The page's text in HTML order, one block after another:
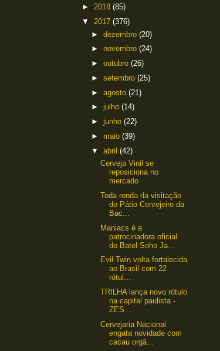
► 2018 (85)
▼ 2017 (376)
► dezembro (20)
► novembro (24)
► outubro (26)
► setembro (25)
► agosto (21)
► julho (14)
► junho (22)
► maio (39)
▼ abril (42)
Cerveja Vinil se
reposiciona no
mercado
Toda renda da visitação
do Pátio Cervejeiro da
Bac...
Maniacs é a
patrocinadora oficial
do Batel Soho Ja...
Evil Twin volta fortalecida
ao Brasil com 22
rótul...
TRILHA lança novo rótulo
na capital paulista -
ZES...
Cervejaria Nacional
engata novidade com
cacau orgâ...